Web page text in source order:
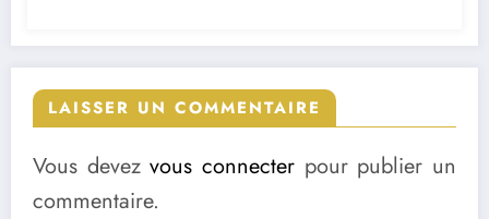
LAISSER UN COMMENTAIRE
Vous devezvous connecter pour publier un
commentaire.